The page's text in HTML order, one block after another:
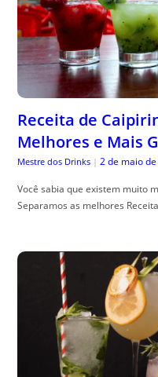
Receita de
Melhores e Mais
Mestre dos Drinks | 2 de maio
Você sabia que existem muito
Separamos as melhores